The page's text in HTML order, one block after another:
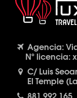
Agencia:
Nº licencia:
C/ Luis
El Temple
881 992 165